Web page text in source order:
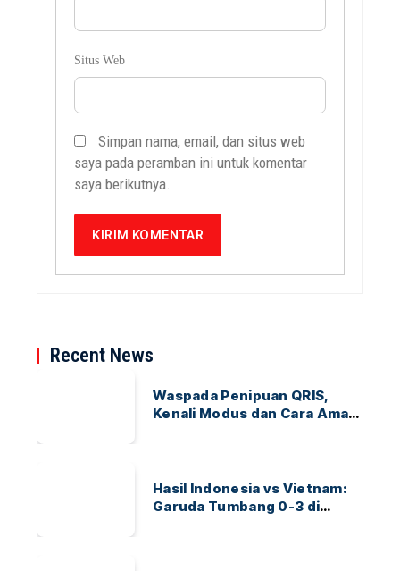
Situs Web
Simpan nama, email, dan situs web
saya pada peramban ini untuk komentar
saya berikutnya.
Recent News
Waspada Penipuan QRIS,
Kenali Modus dan Cara Aman
Hasil Indonesia vs Vietnam:
Garuda Tumbang 0-3 di